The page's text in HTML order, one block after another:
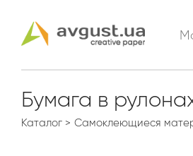
Бумага в
Каталог Самоклеющиеся